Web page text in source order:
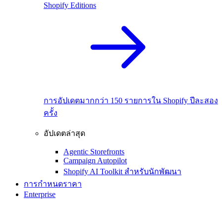
Shopify Editions
การอัปเดตมากกว่า 150 รายการใน Shopify ปีละสอง
ครั้ง
อัปเดตล่าสุด
Agentic Storefronts
Campaign Autopilot
Shopify AI Toolkit สำหรับนักพัฒนา
การกำหนดราคา
Enterprise